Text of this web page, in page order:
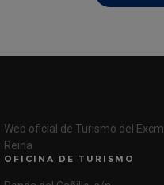
Web oficial de Turismo del
Reina
OFICINA DE TURISMO